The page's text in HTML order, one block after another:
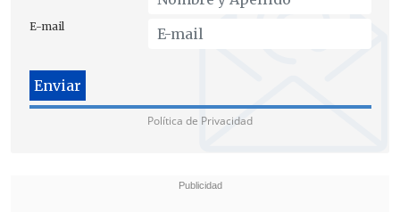
E-mail
Política de Privacidad